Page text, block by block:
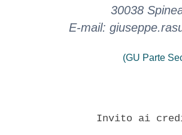
30038
E-mail:
(GU Parte
Invito ai